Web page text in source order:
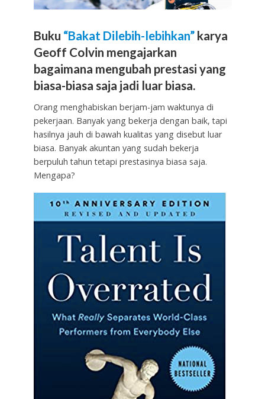
Buku “Bakat Dilebih-lebihkan”karya
Geoff Colvin mengajarkan
bagaimana mengubah prestasi yang
biasa-biasa saja jadi luar biasa.
Orang menghabiskan berjam-jam waktunya di
pekerjaan. Banyak yang bekerja dengan baik, tapi
hasilnya jauh di bawah kualitas yang disebut luar
biasa. Banyak akuntan yang sudah bekerja
berpuluh tahun tetapi prestasinya biasa saja.
Mengapa?